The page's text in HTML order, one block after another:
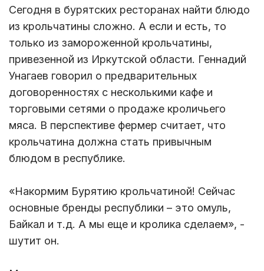
Сегодня в бурятских ресторанах найти блюдо
из крольчатины сложно. А если и есть, то
только из замороженной крольчатины,
привезенной из Иркутской области. Геннадий
Унагаев говорил о предварительных
договоренностях с несколькими кафе и
торговыми сетями о продаже кроличьего
мяса. В перспективе фермер считает, что
крольчатина должна стать привычным
блюдом в республике.
«Накормим Бурятию крольчатиной! Сейчас
основные бренды республики – это омуль,
Байкал и т.д. А мы еще и кролика сделаем», -
шутит он.